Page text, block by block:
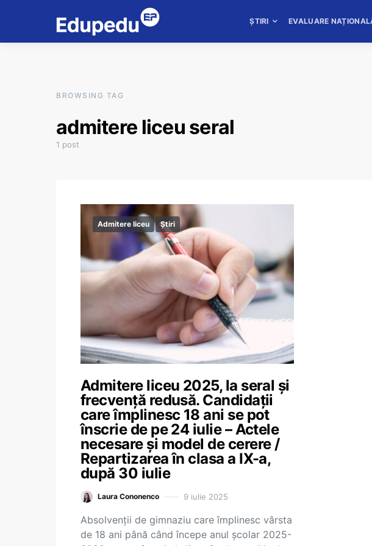
ȘTIRI EVALUARE
BROWSING TAG
admitere liceu seral
1 post
Admitere liceu Știri
Admitere liceu 2025, la seral și
frecvență redusă. Candidații
care împlinesc 18 ani se pot
înscrie de pe 24 iulie – Actele
necesare și model de cerere /
Repartizarea în clasa a IX-a,
după 30 iulie
Laura Cononenco 9 iulie 2025
Absolvenții de gimnaziu care împlinesc vârsta
de 18 ani până când începe anul școlar 2025-